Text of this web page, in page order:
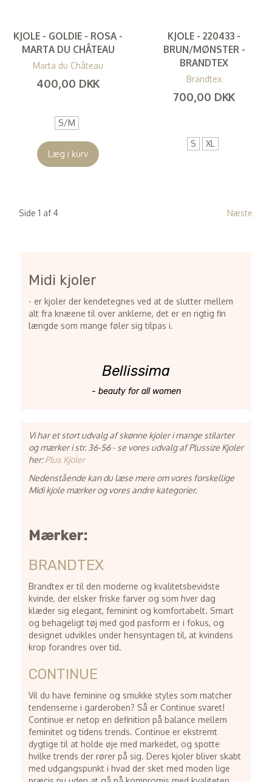
KJOLE - GOLDIE - ROSA -
MARTA DU CHÂTEAU
Marta du Château
400,00 DKK
S/M
Læg i kurv
KJOLE - 220433 -
BRUN/MØNSTER -
BRANDTEX
Brandtex
700,00 DKK
S XL
Side 1 af 4 Næste
Midi kjoler
- er kjoler der kendetegnes ved at de slutter mellem
alt fra knæene til over anklerne, det er en rigtig fin
længde som mange føler sig tilpas i.
Bellissima
- beauty for all women
Vi har et stort udvalg af skønne kjoler i mange stilarter
og mærker i str. 36-56 - se vores udvalg af Plussize Kjoler
her:Plus Kjoler
Nedenstående kan du læse mere om vores forskellige
Midi kjole mærker og vores andre kategorier.
Mærker:
BRANDTEX
Brandtex er til den moderne og kvalitetsbevidste
kvinde, der elsker friske farver og som hver dag
klæder sig elegant, feminint og komfortabelt. Smart
og behageligt tøj med god pasform er i fokus, og
designet udvikles under hensyntagen til, at kvindens
krop forandres over tid.
CONTINUE
Vil du have feminine og smukke styles som matcher
tendenserne i garderoben? Så er Continue svaret!
Continue er netop en definition på balance mellem
feminitet og tidens trends. Continue er ekstremt
dygtige til at holde øje med markedet, og spotte
hvilke trends der rører på sig. Deres kjoler bliver skabt
med udgangspunkt i hvad der sket med moden lige